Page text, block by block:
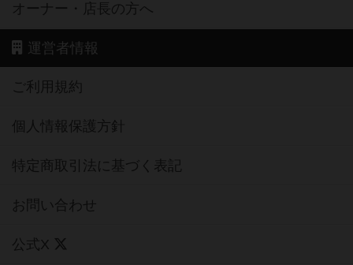
オーナー・店長の方へ
運営者情報
ご利用規約
個人情報保護方針
特定商取引法に基づく表記
お問い合わせ
公式X